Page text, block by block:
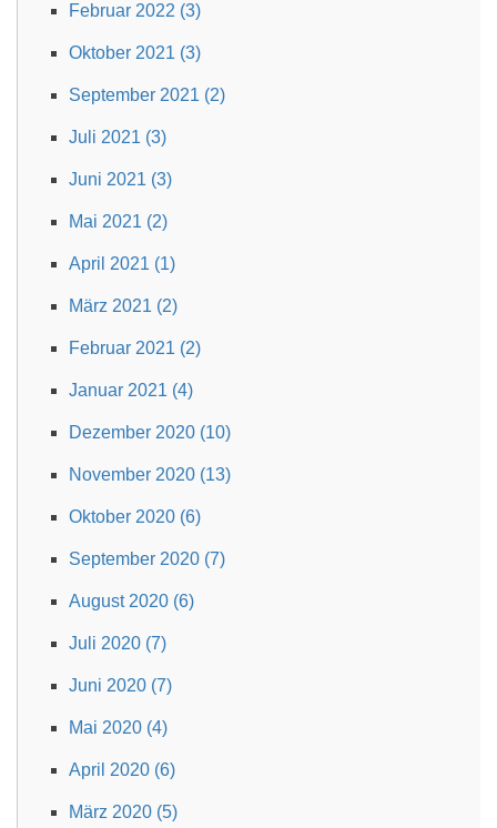
Februar 2022 (3)
Oktober 2021 (3)
September 2021 (2)
Juli 2021 (3)
Juni 2021 (3)
Mai 2021 (2)
April 2021 (1)
März 2021 (2)
Februar 2021 (2)
Januar 2021 (4)
Dezember 2020 (10)
November 2020 (13)
Oktober 2020 (6)
September 2020 (7)
August 2020 (6)
Juli 2020 (7)
Juni 2020 (7)
Mai 2020 (4)
April 2020 (6)
März 2020 (5)